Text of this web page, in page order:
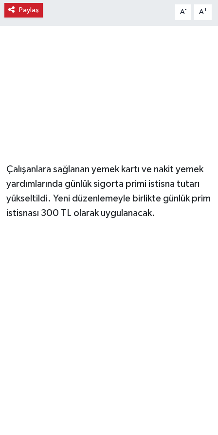
Paylaş A- A+
Çalışanlara sağlanan yemek kartı ve nakit yemek
yardımlarında günlük sigorta primi istisna tutarı
yükseltildi. Yeni düzenlemeyle birlikte günlük prim
istisnası 300 TL olarak uygulanacak.
Haber
Seri İlan
Siyaset